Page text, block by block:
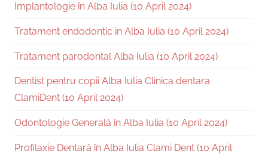
Implantologie în Alba Iulia (10 April 2024)
Tratament endodontic in Alba Iulia (10 April 2024)
Tratament parodontal Alba Iulia (10 April 2024)
Dentist pentru copii Alba Iulia Clinica dentara
ClamiDent (10 April 2024)
Odontologie Generală în Alba Iulia (10 April 2024)
Profilaxie Dentară în Alba Iulia Clami Dent (10 April